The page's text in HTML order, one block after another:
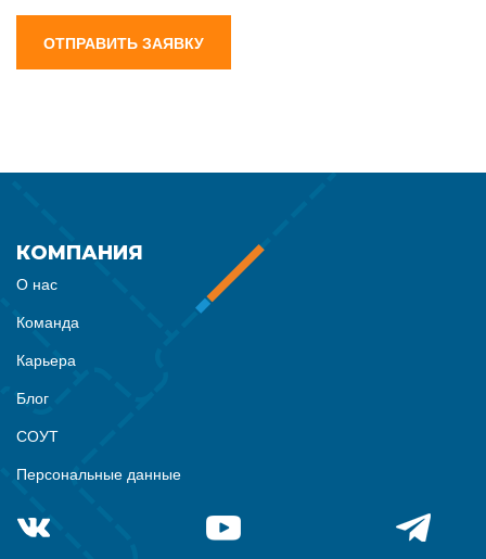
ОТПРАВИТЬ ЗАЯВКУ
КОМПАНИЯ
О нас
Команда
Карьера
Блог
СОУТ
Персональные данные